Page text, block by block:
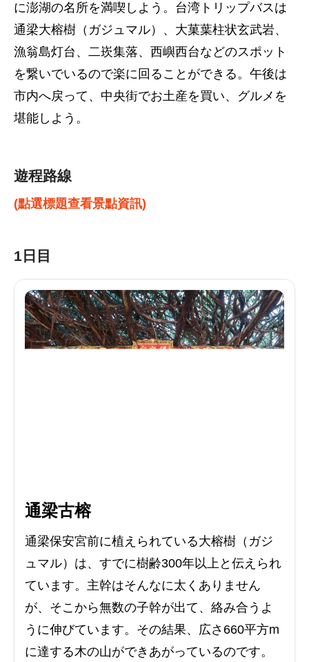
に澎湖の名所を満喫しよう。台湾トリップバスは
通梁大榕樹（ガジュマル）、大菓葉柱状玄武岩、
漁翁島灯台、二崁集落、西嶼西台などのスポット
を繋いでいるので楽に回ることができる。午後は
市内へ戻って、中央街でお土産を買い、グルメを
堪能しよう。
遊程路線
(點選標題查看景點資訊)
1日目
通梁古榕
通梁保安宮前に植えられている大榕樹（ガジ
ュマル）は、すでに樹齢300年以上と伝えられ
ています。主幹はそんなに太くありません
が、そこから無数の子幹が出て、絡み合うよ
うに伸びています。その結果、広さ660平方m
に達する木の山ができあがっているのです。